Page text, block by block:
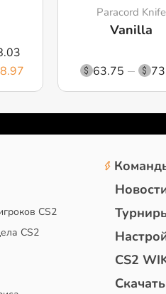
Paracord Knife
Vanilla
63.75
CS2
CS2
CS2